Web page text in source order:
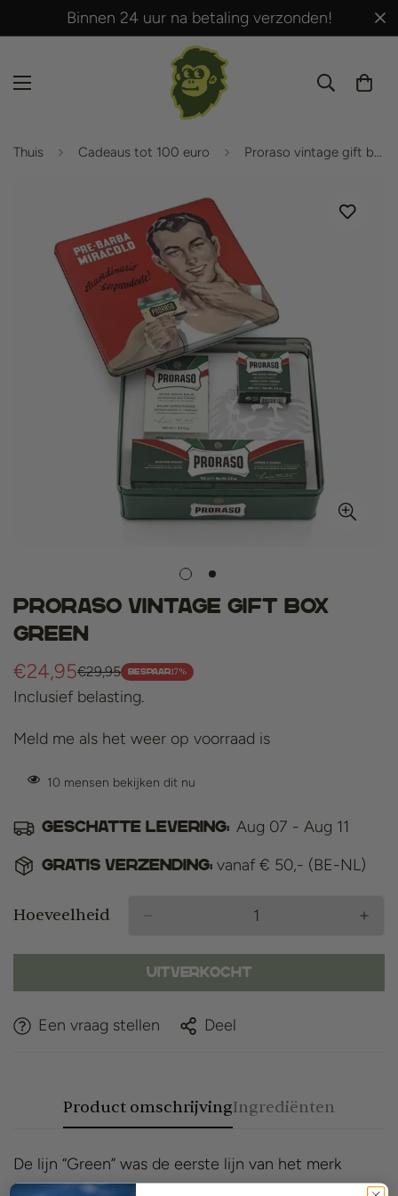
Binnen 24 uur na betaling verzonden!
Thuis Cadeaus tot 100 euro Proraso vintage gift box green
Proraso vintage gift box
green
Verkoopprijs
€24,95
Normale
prijs
€29,95 BESPAAR17%
Inclusief belasting.
Meld me als het weer op voorraad is
10 mensen bekijken dit nu
Geschatte levering: Aug 07 - Aug 11
Gratis verzending: vanaf € 50,- (BE-NL)
Hoeveelheid
Uitverkocht
Een vraag stellen Deel
Product omschrijvingIngrediënten
De lijn “Green” was de eerste lijn van het merk
Proraso, het is dan ook een evergreen. Ondertussen